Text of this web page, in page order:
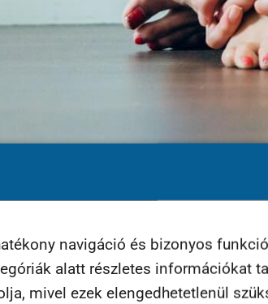
navigáció és bizonyos
alatt részletes információkat
mivel ezek elengedhetetlenül
a marketing rendszere, mint